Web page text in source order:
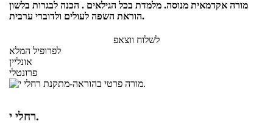
מורה אקדמאית מנוסה. מלמדת בכל הגילאים . הכנה לבגרות בלשון
הוראת השפה לעולים ולדוברי ערבית.
לשלוח ווצאפ
לפרופיל המלא
אונליין
פרונטלי
רחלי י.